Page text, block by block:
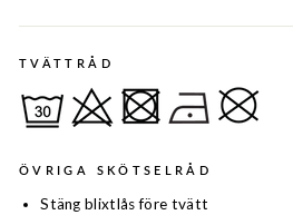
TVÄTTRÅD
ÖVRIGA SKÖTSELRÅD
Stäng blixtlås före tvätt